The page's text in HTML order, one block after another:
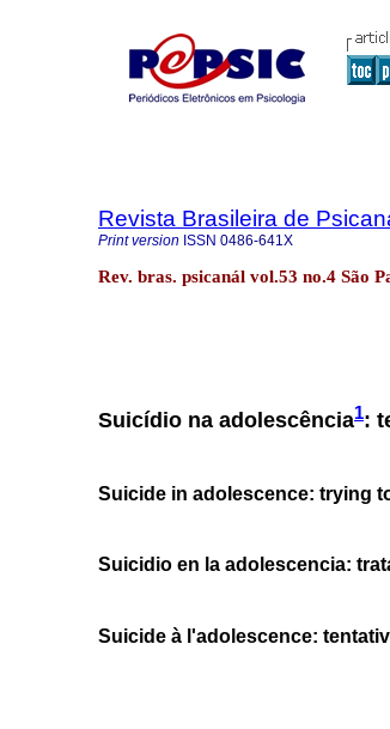
Revista Brasileira de
Print version ISSN 0486-641X
Rev. bras. psicanál vol.53 no.4 São
Suicídio na adolescência1:
Suicide in adolescence: trying
Suicidio en la adolescencia:
Suicide à l'adolescence: